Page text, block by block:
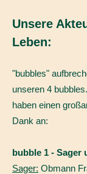
Unsere
Leben:
"bubbles"
unseren 4
haben einen
Dank an:
bubble 1 - Sager
Sager: Obmann